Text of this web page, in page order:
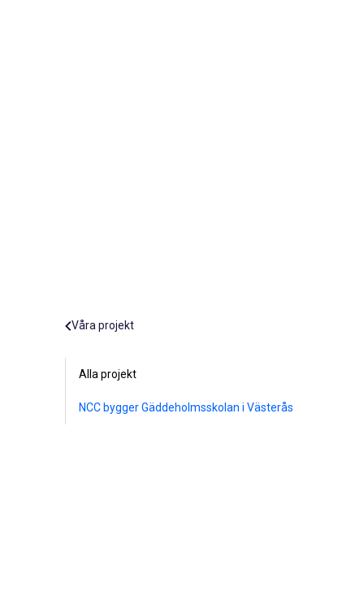
Våra projekt
Alla projekt
NCC bygger Gäddeholmsskolan i Västerås